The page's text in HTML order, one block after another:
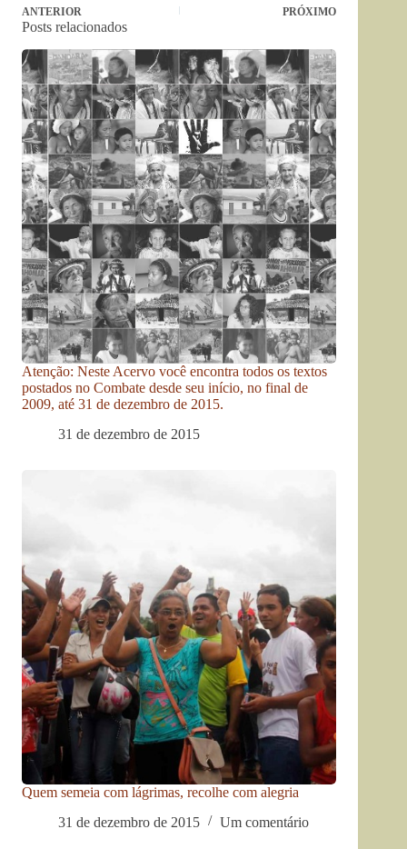
ANTERIOR PRÓXIMO
Posts relacionados
Atenção: Neste Acervo você encontra todos os textos
postados no Combate desde seu início, no final de
2009, até 31 de dezembro de 2015.
31 de dezembro de 2015
Quem semeia com lágrimas, recolhe com alegria
31 de dezembro de 2015
Um comentário